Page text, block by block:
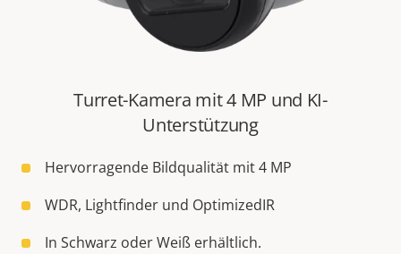
Turret-Kamera mit 4 MP und KI-
Unterstützung
Hervorragende Bildqualität mit 4 MP
WDR, Lightfinder und OptimizedIR
In Schwarz oder Weiß erhältlich.